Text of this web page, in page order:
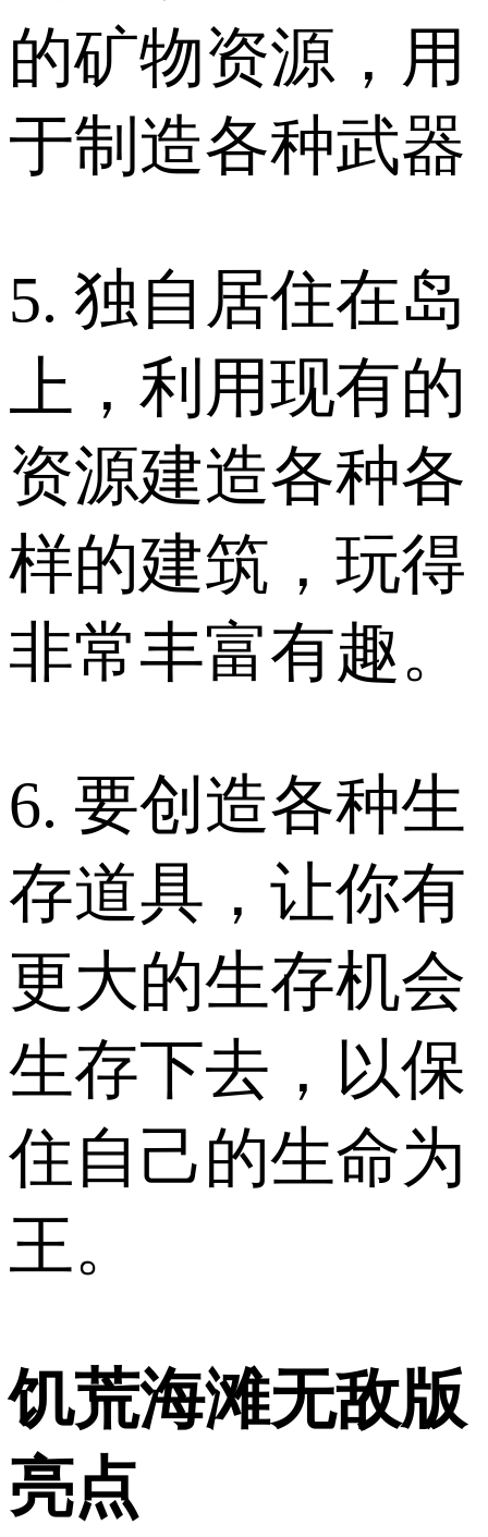
的矿物资源，用
于制造各种武器
5. 独自居住在岛
上，利用现有的
资源建造各种各
样的建筑，玩得
非常丰富有趣。
6. 要创造各种生
存道具，让你有
更大的生存机会
生存下去，以保
住自己的生命为
王。
饥荒海滩无敌版
亮点